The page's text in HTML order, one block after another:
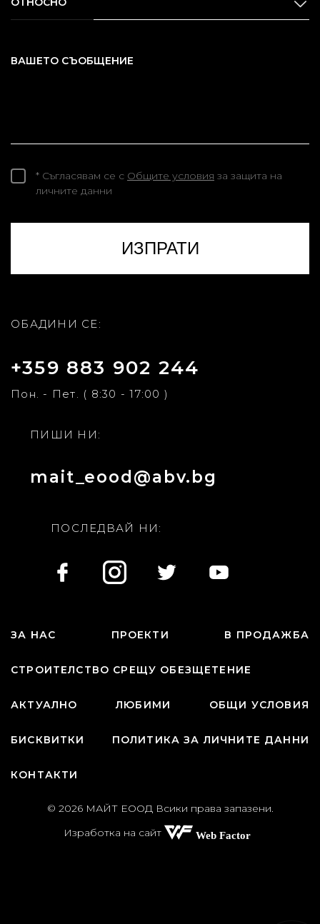
ВАШЕТО СЪОБЩЕНИЕ
* Съгласявам се с Общите условия за защита на
личните данни
ОБАДИНИ СЕ:
+359 883 902 244
Пон. - Пет. ( 8:30 - 17:00 )
ПИШИ НИ:
mait_eood@abv.bg
ПОСЛЕДВАЙ НИ:
ЗА НАС ПРОЕКТИ В ПРОДАЖБА
СТРОИТЕЛСТВО СРЕЩУ ОБЕЗЩЕТЕНИЕ
АКТУАЛНО ЛЮБИМИ ОБЩИ УСЛОВИЯ
БИСКВИТКИ ПОЛИТИКА ЗА ЛИЧНИТЕ ДАННИ
КОНТАКТИ
© 2026 МАЙТ ЕООД Всики права запазени.
Изработка на сайт